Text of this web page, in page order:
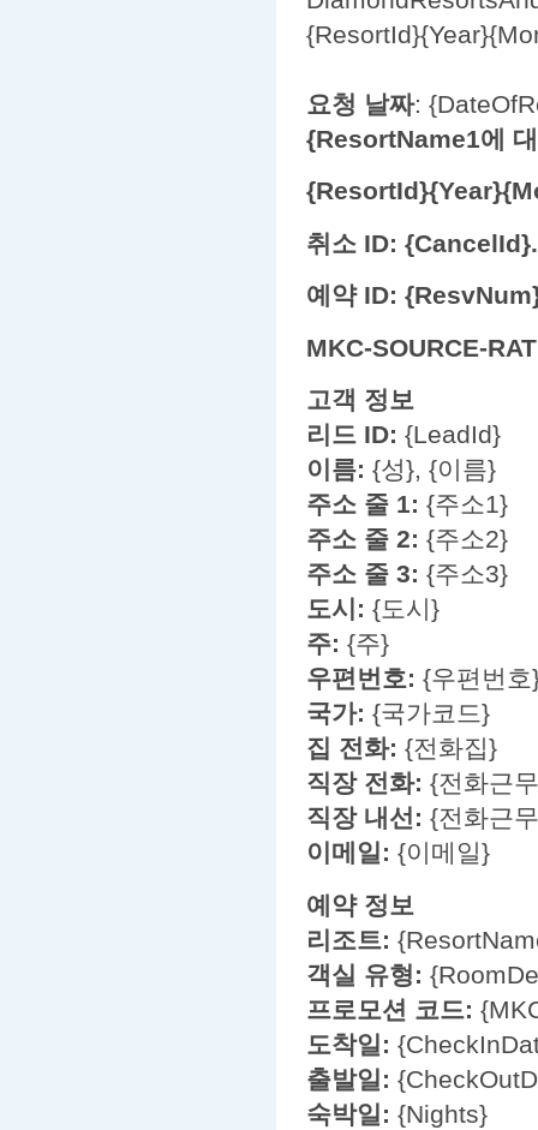
요청 날짜:
{ResortName1에
취소 ID: {CancelId}.
예약 ID:
MKC-SOURCE-
고객 정보
리드 ID: {LeadId}
이름: {성}, {이름}
주소 줄 1: {주소1}
주소 줄 2: {주소2}
주소 줄 3: {주소3}
도시: {도시}
주: {주}
우편번호: {우편번호
국가: {국가코드}
집 전화: {전화집}
직장 전화: {전화근
직장 내선: {전화근
이메일: {이메일}
예약 정보
리조트:
객실 유형:
프로모션 코드:
도착일:
출발일:
숙박일: {Nights}